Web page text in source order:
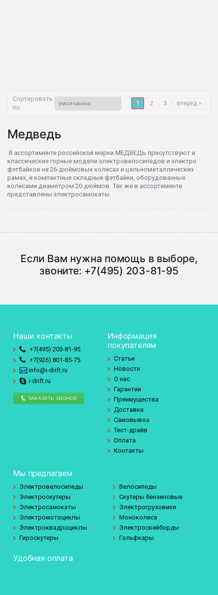
Сортировать
по:
1 2 3 вперёд »
Медведь
В ассортименте российской марки МЕДВЕДЬ присутствуют и
классические горные модели электровелосипедов и электро
фэтбайков на 26-дюймовых колесах и цельнометаллических
рамах, и компактные складные фэтбайки, оборудованные
колесами диаметром 20 дюймов. Так же в ассортименте
представлены электросамокаты.
Если Вам нужна помощь в выборе,
звоните: +7(495) 203-81-95
Наши контакты
+7(495) 203-81-95
+7(926) 801-85-75
info@i-drift.ru
i-drift.ru
ЗАКАЗАТЬ ЗВОНОК
Информация
покупателям
Статьи
Новости
О нас
Гарантии
Преимущества
Доставка
Самовывоз
Тест-драйв
Оплата
Контакты
Мы предлагаем
Электровелосипеды
Велосипеды
Электроскутеры
Скутеры бензиновые
Электросамокаты
Электрогрузовики
Электромотоциклы
Моноколеса
Электроквадроциклы
Электроскейборды
Гироскутеры
Гольфкары
Удобная оплата